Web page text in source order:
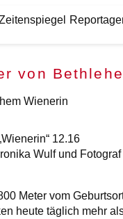
von
12.16
Wulf und
Meter vom
heute täglich mehr